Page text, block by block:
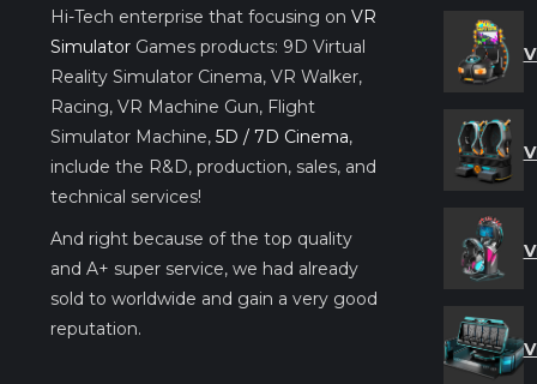
Hi-Tech enterprise that focusing on VR
Simulator Games products: 9D Virtual
Reality Simulator Cinema, VR Walker,
Racing, VR Machine Gun, Flight
Simulator Machine, 5D / 7D Cinema,
include the R&D, production, sales, and
technical services!
And right because of the top quality
and A+ super service, we had already
sold to worldwide and gain a very good
reputation.